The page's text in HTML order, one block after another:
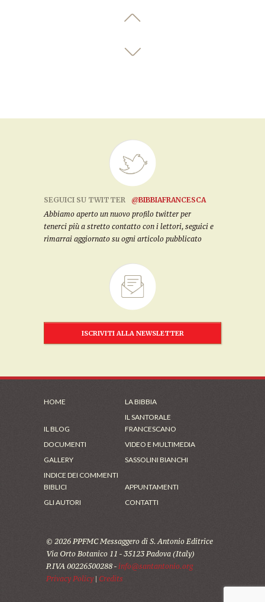
SEGUICI SU TWITTER
@BIBBIAFRANCESCA
Abbiamo aperto un nuovo profilo twitter per
tenerci più a stretto contatto con i lettori, seguici e
rimarrai aggiornato su ogni articolo pubblicato
ISCRIVITI ALLA NEWSLETTER
HOME LA BIBBIA
IL BLOG
IL SANTORALE
FRANCESCANO
DOCUMENTI
VIDEO E MULTIMEDIA
GALLERY
SASSOLINI BIANCHI
INDICE DEI COMMENTI
BIBLICI
APPUNTAMENTI
GLI AUTORI
CONTATTI
© 2026 PPFMC Messaggero di S. Antonio Editrice
Via Orto Botanico 11 - 35123 Padova (Italy)
P.IVA 00226500288 - info@santantonio.org
Privacy Policy| Credits